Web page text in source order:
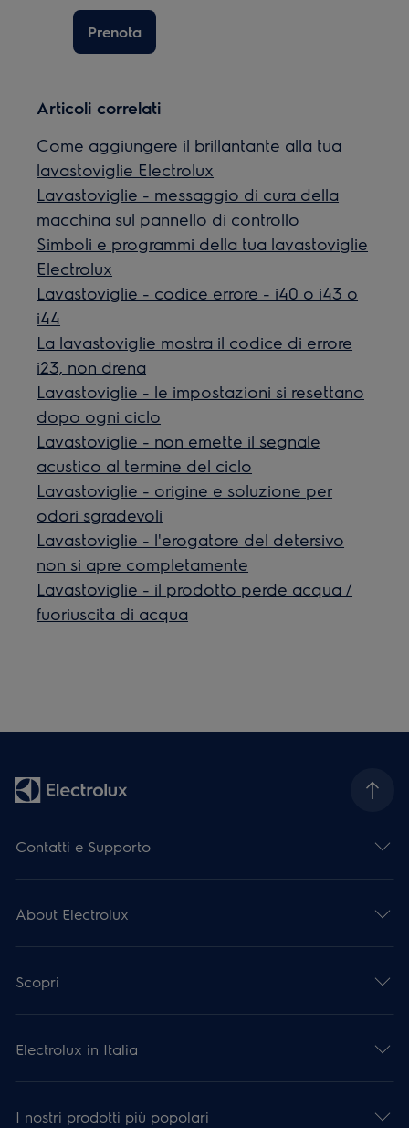
Prenota
Articoli correlati
Come aggiungere il brillantante alla tua
lavastoviglie Electrolux
Lavastoviglie - messaggio di cura della
macchina sul pannello di controllo
Simboli e programmi della tua lavastoviglie
Electrolux
Lavastoviglie - codice errore - i40 o i43 o
i44
La lavastoviglie mostra il codice di errore
i23, non drena
Lavastoviglie - le impostazioni si resettano
dopo ogni ciclo
Lavastoviglie - non emette il segnale
acustico al termine del ciclo
Lavastoviglie - origine e soluzione per
odori sgradevoli
Lavastoviglie - l'erogatore del detersivo
non si apre completamente
Lavastoviglie - il prodotto perde acqua /
fuoriuscita di acqua
Contatti e Supporto
About Electrolux
Scopri
Electrolux in Italia
I nostri prodotti più popolari